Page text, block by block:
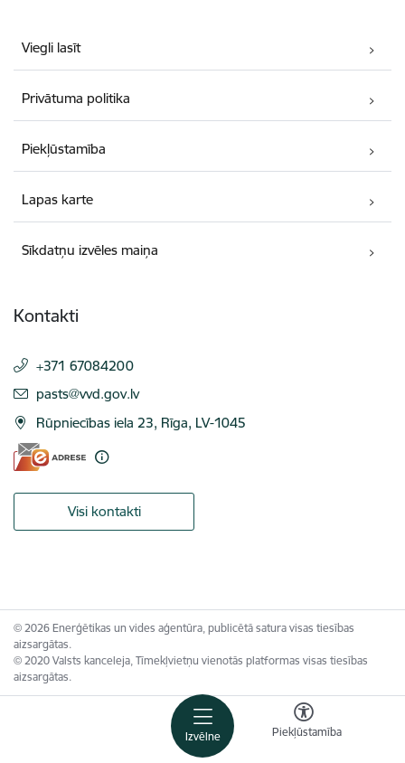
Izvēlne Piekļūstamība
Viegli lasīt
Privātuma politika
Piekļūstamība
Lapas karte
Sīkdatņu izvēles maiņa
Kontakti
+371 67084200
E-pasts:
pasts@vvd.gov.lv
Rūpniecības iela 23, Rīga, LV-1045
Visi kontakti
© 2026 Enerģētikas un vides aģentūra, publicētā satura visas tiesības
aizsargātas.
© 2020 Valsts kanceleja, Tīmekļvietņu vienotās platformas visas tiesības
aizsargātas.